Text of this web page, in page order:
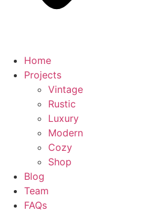
Home
Projects
Vintage
Rustic
Luxury
Modern
Cozy
Shop
Blog
Team
FAQs